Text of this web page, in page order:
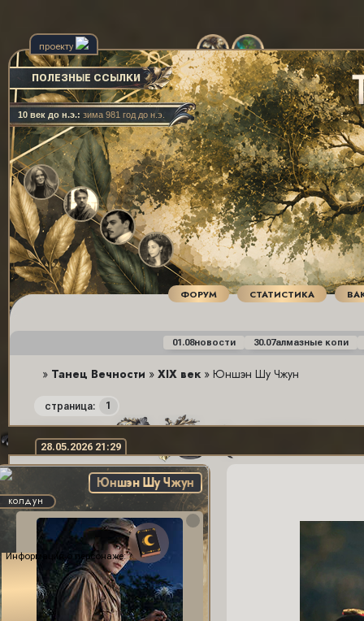
01.08новости 30.07алмазные копи
ПОЛЕЗНЫЕ ССЫЛКИ
10 век до н.э.: зима 981 год до н.э.
проекту
ФОРУМ СТАТИСТИКА
» Танец Вечности » XIX век » Юншэн Шу Чжун
страница: 1
28.05.2026 21:29
Юншэн Шу Чжун
колдун
Информация о персонаже: